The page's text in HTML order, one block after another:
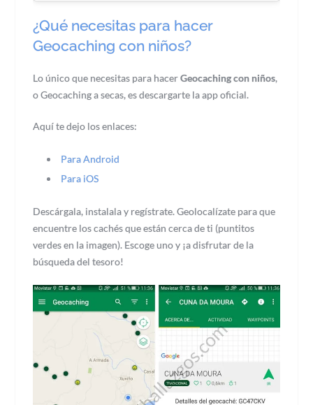
¿Qué necesitas para hacer
Geocaching con niños?
Lo único que necesitas para hacerGeocaching con niños,
o Geocaching a secas, es descargarte la app oficial.
Aquí te dejo los enlaces:
Para Android
Para iOS
Descárgala, instalala y regístrate. Geolocalízate para que
encuentre los cachés que están cerca de ti (puntitos
verdes en la imagen). Escoge uno y ¡a disfrutar de la
búsqueda del tesoro!